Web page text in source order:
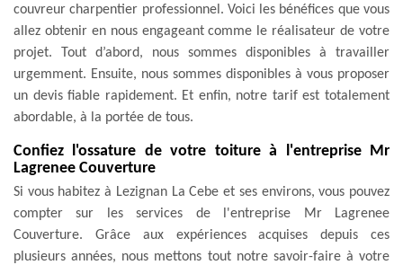
couvreur charpentier professionnel. Voici les bénéfices que vous
allez obtenir en nous engageant comme le réalisateur de votre
projet. Tout d’abord, nous sommes disponibles à travailler
urgemment. Ensuite, nous sommes disponibles à vous proposer
un devis fiable rapidement. Et enfin, notre tarif est totalement
abordable, à la portée de tous.
Confiez l'ossature de votre toiture à l'entreprise Mr
Lagrenee Couverture
Si vous habitez à Lezignan La Cebe et ses environs, vous pouvez
compter sur les services de l'entreprise Mr Lagrenee
Couverture. Grâce aux expériences acquises depuis ces
plusieurs années, nous mettons tout notre savoir-faire à votre